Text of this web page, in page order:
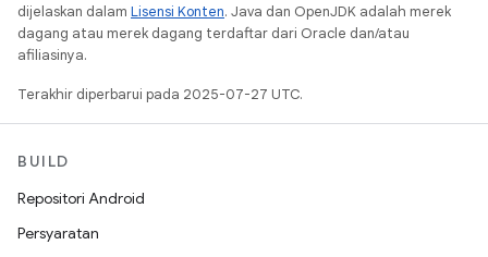
dijelaskan dalam Lisensi Konten. Java dan OpenJDK adalah merek
dagang atau merek dagang terdaftar dari Oracle dan/atau
afiliasinya.
Terakhir diperbarui pada 2025-07-27 UTC.
BUILD
Repositori Android
Persyaratan